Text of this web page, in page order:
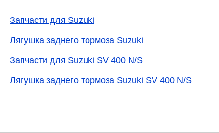
Запчасти для Suzuki
Лягушка заднего тормоза Suzuki
Запчасти для Suzuki SV 400 N/S
Лягушка заднего тормоза Suzuki SV 400 N/S